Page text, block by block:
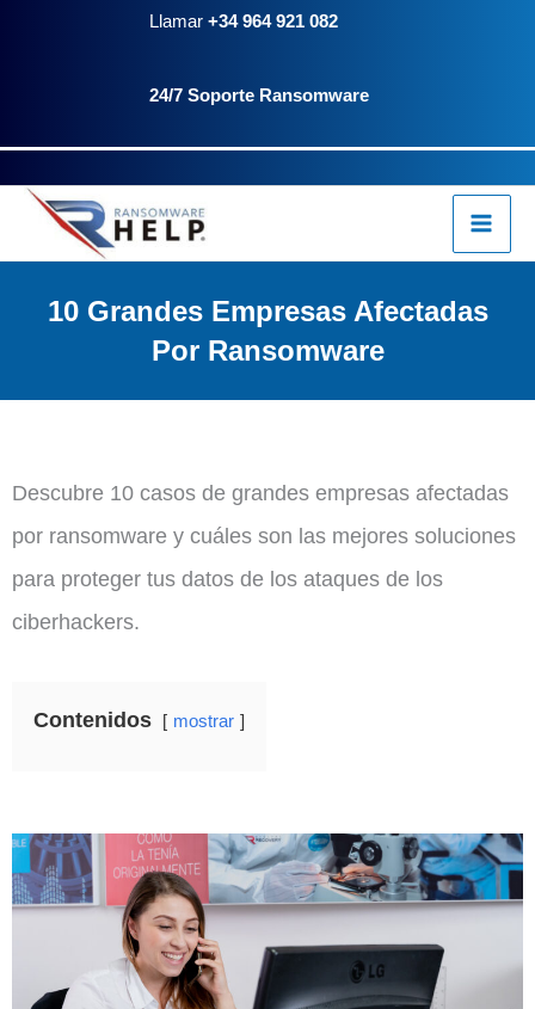
Llamar +34 964 921 082
24/7 Soporte Ransomware
10 Grandes Empresas Afectadas
Por Ransomware
Descubre 10 casos de grandes empresas afectadas
por ransomware y cuáles son las mejores soluciones
para proteger tus datos de los ataques de los
ciberhackers.
Contenidos mostrar